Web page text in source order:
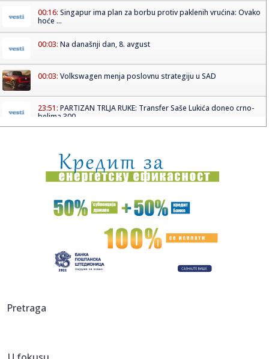
00:16: Singapur ima plan za borbu protiv paklenih vrućina: Ovako
hoće ...
00:03: Na današnji dan, 8. avgust
00:03: Volkswagen menja poslovnu strategiju u SAD
23:51: PARTIZAN TRLJA RUKE: Transfer Saše Lukića doneo crno-
belima 300...
23:47:Srpkinje pronašle novčanik u Čanju, pa uradile nešto što je
23:46:Detalji drame na nemačkom aerodromu: Vozač nogom
izbacio dron s...
Kraj za Aleksandru i Anu: Eliminisane već na startu
23:35:"Nema lakih utakmica, ali mi smo Vojvodina"
Pretraga